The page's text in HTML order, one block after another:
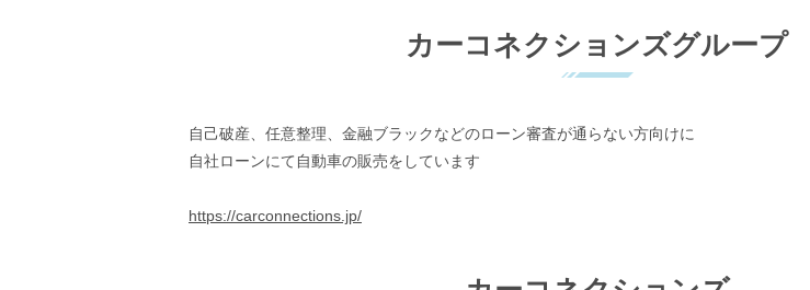
カーコネクションズグループ
自己破産、任意整理、金融ブラックなどのローン審査が通らない方向けに
自社ローンにて自動車の販売をしています
https://carconnections.jp/